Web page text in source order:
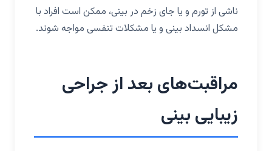
ناشی از تورم و یا جای زخم در بینی، ممکن است افراد با
مشکل انسداد بینی و یا مشکلات تنفسی مواجه شوند.
مراقبت‌های بعد از جراحی
زیبایی بینی